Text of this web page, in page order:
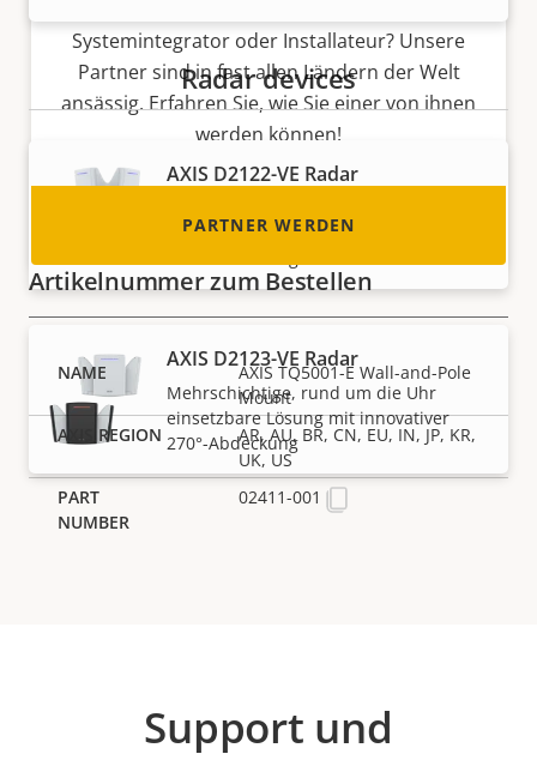
Radar devices
AXIS D2122-VE Radar
einsetzbare Lösung mit innovativer
AXIS D2123-VE Radar
Mehrschichtige, rund um die Uhr
einsetzbare Lösung mit innovativer
270°-Abdeckung
Systemintegrator oder Installateur? Unsere
Partner sind in fast allen Ländern der Welt
ansässig. Erfahren Sie, wie Sie einer von ihnen
werden können!
PARTNER WERDEN
Artikelnummer zum Bestellen
AXIS TQ5001-E Wall-and-Pole
Mount
AR, AU, BR, CN, EU, IN, JP, KR,
UK, US
02411-001
Support und